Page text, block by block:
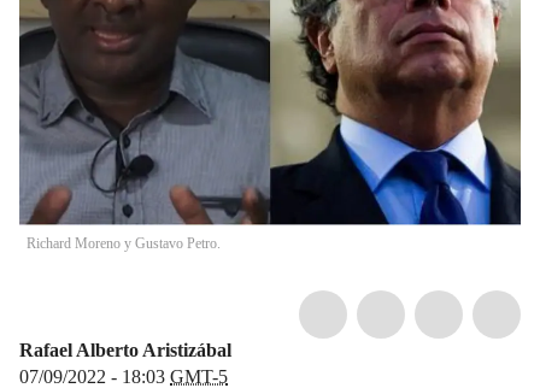
Richard Moreno y Gustavo Petro.
Rafael Alberto Aristizábal
07/09/2022 - 18:03 GMT-5